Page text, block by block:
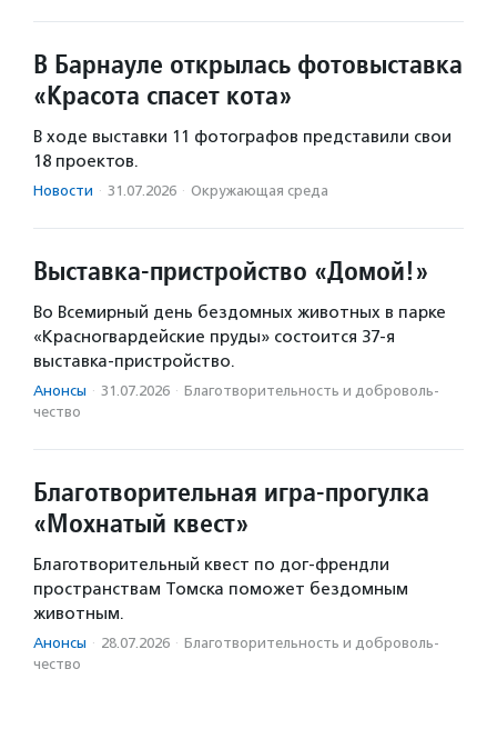
В Барнауле открылась фотовыставка
«Красота спасет кота»
В ходе выставки 11 фотографов представили свои
18 проектов.
Новости · 31.07.2026 · Окружающая среда
Выставка-пристройство «Домой!»
Во Всемирный день бездомных животных в парке
«Красногвардейские пруды» состоится 37-я
выставка-пристройство.
Анонсы · 31.07.2026 · Благотвори­тель­ность и доброволь­
чест­во
Благотворительная игра-прогулка
«Мохнатый квест»
Благотворительный квест по дог-френдли
пространствам Томска поможет бездомным
животным.
Анонсы · 28.07.2026 · Благотвори­тель­ность и доброволь­
чест­во